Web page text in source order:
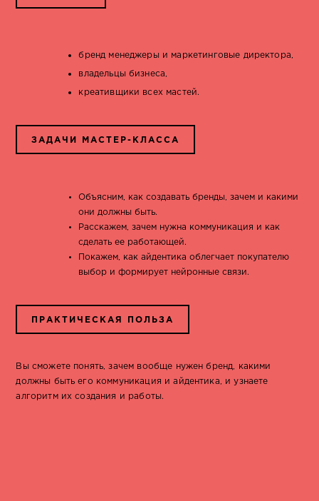
бренд менеджеры и маркетинговые директора,
владельцы бизнеса,
креативщики всех мастей.
ЗАДАЧИ МАСТЕР-КЛАССА
Объясним, как создавать бренды, зачем и какими
они должны быть.
Расскажем, зачем нужна коммуникация и как
сделать ее работающей.
Покажем, как айдентика облегчает покупателю
выбор и формирует нейронные связи.
ПРАКТИЧЕСКАЯ ПОЛЬЗА
Вы сможете понять, зачем вообще нужен бренд, какими
должны быть его коммуникация и айдентика, и узнаете
алгоритм их создания и работы.